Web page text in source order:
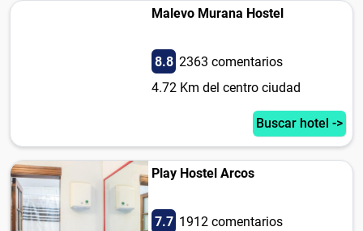
Malevo Murana Hostel
8.8 2363 comentarios
4.72 Km del centro ciudad
Buscar hotel ->
Play Hostel Arcos
7.7 1912 comentarios